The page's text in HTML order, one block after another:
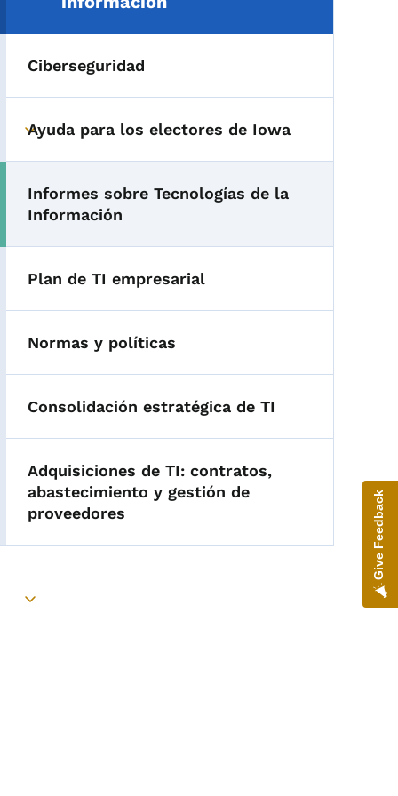
Ciberseguridad
Toggle submenu
Ayuda para los electores de Iowa
Informes sobre Tecnologías de la
Información
Plan de TI empresarial
Normas y políticas
Consolidación estratégica de TI
Adquisiciones de TI: contratos,
abastecimiento y gestión de
proveedores
Toggle submenu
Give Feedback